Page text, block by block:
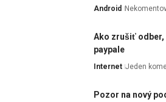
Android
Ako zrušiť odber,
paypale
Internet Jeden
Pozor na nový